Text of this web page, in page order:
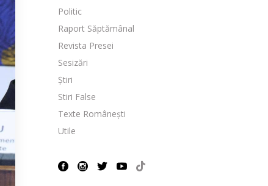
Politic
Raport Săptămânal
Revista Presei
Sesizări
Știri
Stiri False
Texte Românești
Utile